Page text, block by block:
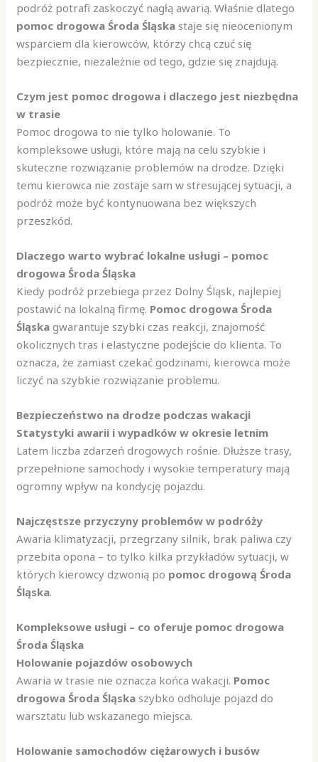
podróż potrafi zaskoczyć nagłą awarią. Właśnie dlatego
pomoc drogowa Środa Śląska staje się nieocenionym
wsparciem dla kierowców, którzy chcą czuć się
bezpiecznie, niezależnie od tego, gdzie się znajdują.
Czym jest pomoc drogowa i dlaczego jest niezbędna
w trasie
Pomoc drogowa to nie tylko holowanie. To
kompleksowe usługi, które mają na celu szybkie i
skuteczne rozwiązanie problemów na drodze. Dzięki
temu kierowca nie zostaje sam w stresującej sytuacji, a
podróż może być kontynuowana bez większych
przeszkód.
Dlaczego warto wybrać lokalne usługi – pomoc
drogowa Środa Śląska
Kiedy podróż przebiega przez Dolny Śląsk, najlepiej
postawić na lokalną firmę. Pomoc drogowa Środa
Śląska gwarantuje szybki czas reakcji, znajomość
okolicznych tras i elastyczne podejście do klienta. To
oznacza, że zamiast czekać godzinami, kierowca może
liczyć na szybkie rozwiązanie problemu.
Bezpieczeństwo na drodze podczas wakacji
Statystyki awarii i wypadków w okresie letnim
Latem liczba zdarzeń drogowych rośnie. Dłuższe trasy,
przepełnione samochody i wysokie temperatury mają
ogromny wpływ na kondycję pojazdu.
Najczęstsze przyczyny problemów w podróży
Awaria klimatyzacji, przegrzany silnik, brak paliwa czy
przebita opona – to tylko kilka przykładów sytuacji, w
których kierowcy dzwonią po pomoc drogową Środa
Śląska.
Kompleksowe usługi – co oferuje pomoc drogowa
Środa Śląska
Holowanie pojazdów osobowych
Awaria w trasie nie oznacza końca wakacji. Pomoc
drogowa Środa Śląska szybko odholuje pojazd do
warsztatu lub wskazanego miejsca.
Holowanie samochodów ciężarowych i busów